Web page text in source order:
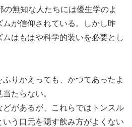
の無知な人たちには優生学のよ
ムが信仰されている。しかし昨
はもはや科学的装いを必要とし
りかえっても、かつてあったよ
たらない。
どがあるが、これらではトンスル
う口元を隠す飲み方がよくない